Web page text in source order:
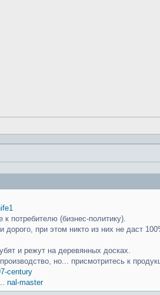
потребителю (бизнес-политику).
при этом никто из них не даст
и режут на деревянных досках.
но... присмотритесь к
century
nal-master